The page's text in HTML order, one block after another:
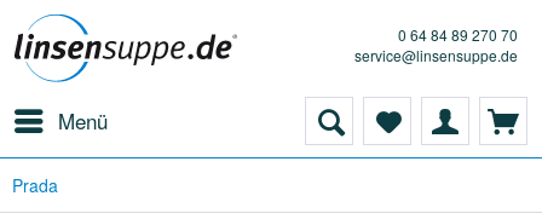
0 64 84 89 270 70
service@linsensuppe.de
Menü
Prada